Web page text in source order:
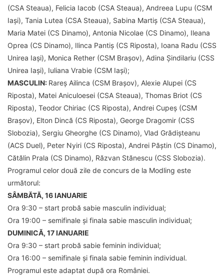
(CSA Steaua), Felicia Iacob (CSA Steaua), Andreea Lupu (CSM
Iași), Tania Lutea (CSA Steaua), Sabina Martiș (CSA Steaua),
Maria Matei (CS Dinamo), Antonia Nicolae (CS Dinamo), Ileana
Oprea (CS Dinamo), Ilinca Pantiș (CS Riposta), Ioana Radu (CSS
Unirea Iași), Monica Rether (CSM Brașov), Adina Șindilariu (CSS
Unirea Iași), Iuliana Vrabie (CSM Iași);
MASCULIN: Rareș Ailinca (CSM Brașov), Alexie Alupei (CS
Riposta), Matei Aniculoesei (CSA Steaua), Thomas Briot (CS
Riposta), Teodor Chiriac (CS Riposta), Andrei Cupeș (CSM
Brașov), Elton Dincă (CS Riposta), George Dragomir (CSS
Slobozia), Sergiu Gheorghe (CS Dinamo), Vlad Grădișteanu
(ACS Duel), Peter Nyiri (CS Riposta), Andrei Păștin (CS Dinamo),
Cătălin Prala (CS Dinamo), Răzvan Stănescu (CSS Slobozia).
Programul celor două zile de concurs de la Modling este
următorul:
SÂMBĂTĂ, 16 IANUARIE
Ora 9:30 – start probă sabie masculin individual;
Ora 19:00 – semifinale și finala sabie masculin individual;
DUMINICĂ, 17 IANUARIE
Ora 9:30 – start probă sabie feminin individual;
Ora 16:00 – semifinale și finala sabie feminin individual.
Programul este adaptat după ora României.